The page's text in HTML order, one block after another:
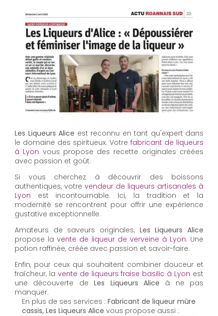
Les Liqueurs Alice est reconnu en tant qu'expert dans
le domaine des spiritueux. Votre fabricant de liqueurs
à Lyon vous propose des recette originales créées
avec passion et goût.
Si vous cherchez à découvrir des boissons
authentiques, votre vendeur de liqueurs artisanales à
Lyon est incontournable. Ici, la tradition et la
modernité se rencontrent pour offrir une expérience
gustative exceptionnelle.
Amateurs de saveurs originales, Les Liqueurs Alice
propose la vente de liqueur de verveine à Lyon. Une
potion raffinée, créée avec passion et savoir-faire.
Enfin, pour ceux qui souhaitent combiner douceur et
fraîcheur, la vente de liqueurs fraise basilic à Lyon est
une découverte deLes Liqueurs Alice à ne pas
manquer.
En plus de ses services : Fabricant de liqueur mûre
cassis, Les Liqueurs Alice vous propose aussi :